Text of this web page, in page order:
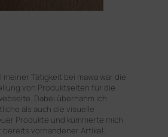
meiner Tätigkeit bei mawa war die
von Produktseiten für die
Dabei übernahm ich
als auch die visuelle
Produkte und kümmerte mich
bereits vorhandener Artikel.